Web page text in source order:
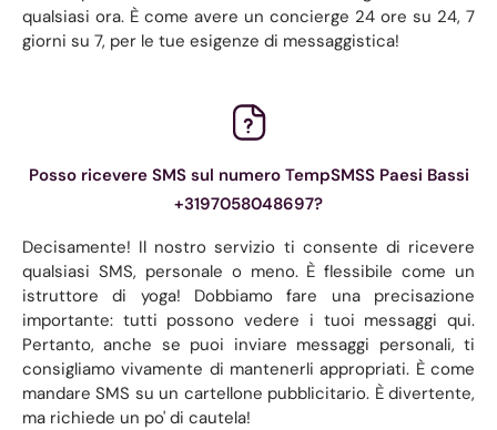
qualsiasi ora. È come avere un concierge 24 ore su 24, 7
giorni su 7, per le tue esigenze di messaggistica!
Posso ricevere SMS sul numero TempSMSS Paesi Bassi
+3197058048697?
Decisamente! Il nostro servizio ti consente di ricevere
qualsiasi SMS, personale o meno. È flessibile come un
istruttore di yoga! Dobbiamo fare una precisazione
importante: tutti possono vedere i tuoi messaggi qui.
Pertanto, anche se puoi inviare messaggi personali, ti
consigliamo vivamente di mantenerli appropriati. È come
mandare SMS su un cartellone pubblicitario. È divertente,
ma richiede un po' di cautela!